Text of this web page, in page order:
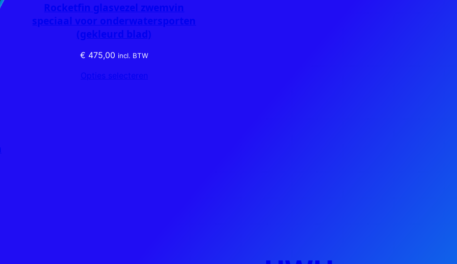
Rocketfin glasvezel zwemvin
speciaal voor onderwatersporten
(gekleurd blad)
€ 475,00 incl. BTW
Opties selecteren